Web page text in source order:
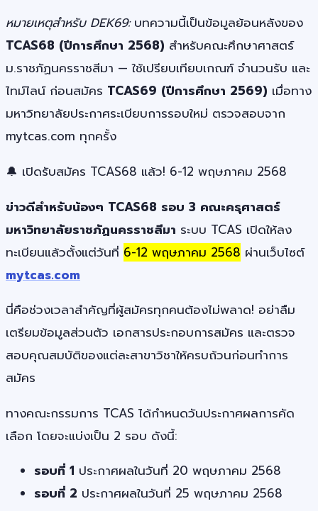
หมายเหตุสำหรับ DEK69:บทความนี้เป็นข้อมูลย้อนหลังของ
TCAS68 (ปีการศึกษา 2568) สำหรับคณะศึกษาศาสตร์
ม.ราชภัฏนครราชสีมา — ใช้เปรียบเทียบเกณฑ์ จำนวนรับ และ
ไทม์ไลน์ ก่อนสมัคร TCAS69 (ปีการศึกษา 2569) เมื่อทาง
มหาวิทยาลัยประกาศระเบียบการรอบใหม่ ตรวจสอบจาก
mytcas.com ทุกครั้ง
🔔 เปิดรับสมัคร TCAS68 แล้ว! 6-12 พฤษภาคม 2568
ข่าวดีสำหรับน้องๆ TCAS68 รอบ 3 คณะครุศาสตร์
มหาวิทยาลัยราชภัฏนครราชสีมา ระบบ TCAS เปิดให้ลง
ทะเบียนแล้วตั้งแต่วันที่ 6-12 พฤษภาคม 2568 ผ่านเว็บไซต์
mytcas.com
นี่คือช่วงเวลาสำคัญที่ผู้สมัครทุกคนต้องไม่พลาด! อย่าลืม
เตรียมข้อมูลส่วนตัว เอกสารประกอบการสมัคร และตรวจ
สอบคุณสมบัติของแต่ละสาขาวิชาให้ครบถ้วนก่อนทำการ
สมัคร
ทางคณะกรรมการ TCAS ได้กำหนดวันประกาศผลการคัด
เลือก โดยจะแบ่งเป็น 2 รอบ ดังนี้:
รอบที่ 1 ประกาศผลในวันที่ 20 พฤษภาคม 2568
รอบที่ 2 ประกาศผลในวันที่ 25 พฤษภาคม 2568